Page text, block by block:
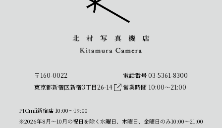
〒160-0022
東京都新宿区新宿3丁目26-14
電話番号 03-5361-8300
営業時間 10:00〜21:00
PICmii新宿店 10:00〜19:00
※2026年8月～10月の祝日を除く水曜日、木曜日、金曜日のみ10:00～21:00